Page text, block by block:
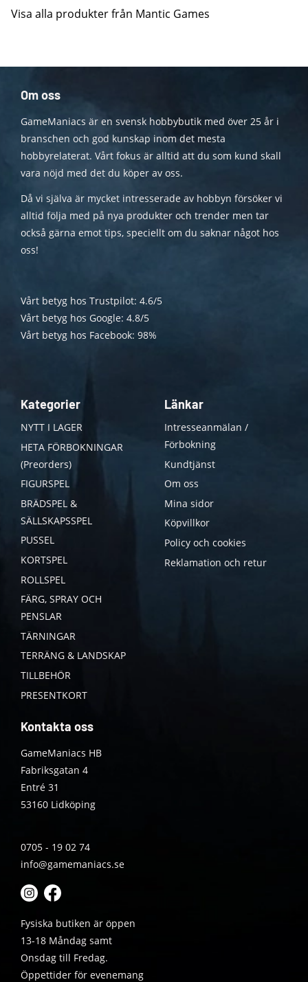
Visa alla produkter från Mantic Games
Om oss
GameManiacs är en svensk hobbybutik med över 25 år i
branschen och god kunskap inom det mesta
hobbyrelaterat. Vårt fokus är alltid att du som kund skall
vara nöjd med det du köper av oss.
Då vi själva är mycket intresserade av hobbyn försöker vi
alltid följa med på nya produkter och trender men tar
också gärna emot tips, speciellt om du saknar något hos
oss!
Vårt betyg hos Trustpilot: 4.6/5
Vårt betyg hos Google: 4.8/5
Vårt betyg hos Facebook: 98%
Kategorier
NYTT I LAGER
HETA FÖRBOKNINGAR
(Preorders)
FIGURSPEL
BRÄDSPEL &
SÄLLSKAPSSPEL
PUSSEL
KORTSPEL
ROLLSPEL
FÄRG, SPRAY OCH
PENSLAR
TÄRNINGAR
TERRÄNG & LANDSKAP
TILLBEHÖR
PRESENTKORT
Länkar
Intresseanmälan /
Förbokning
Kundtjänst
Om oss
Mina sidor
Köpvillkor
Policy och cookies
Reklamation och retur
Kontakta oss
GameManiacs HB
Fabriksgatan 4
Entré 31
53160 Lidköping
0705 - 19 02 74
info@gamemaniacs.se
Fysiska butiken är öppen
13-18 Måndag samt
Onsdag till Fredag.
Öppettider för evenemang